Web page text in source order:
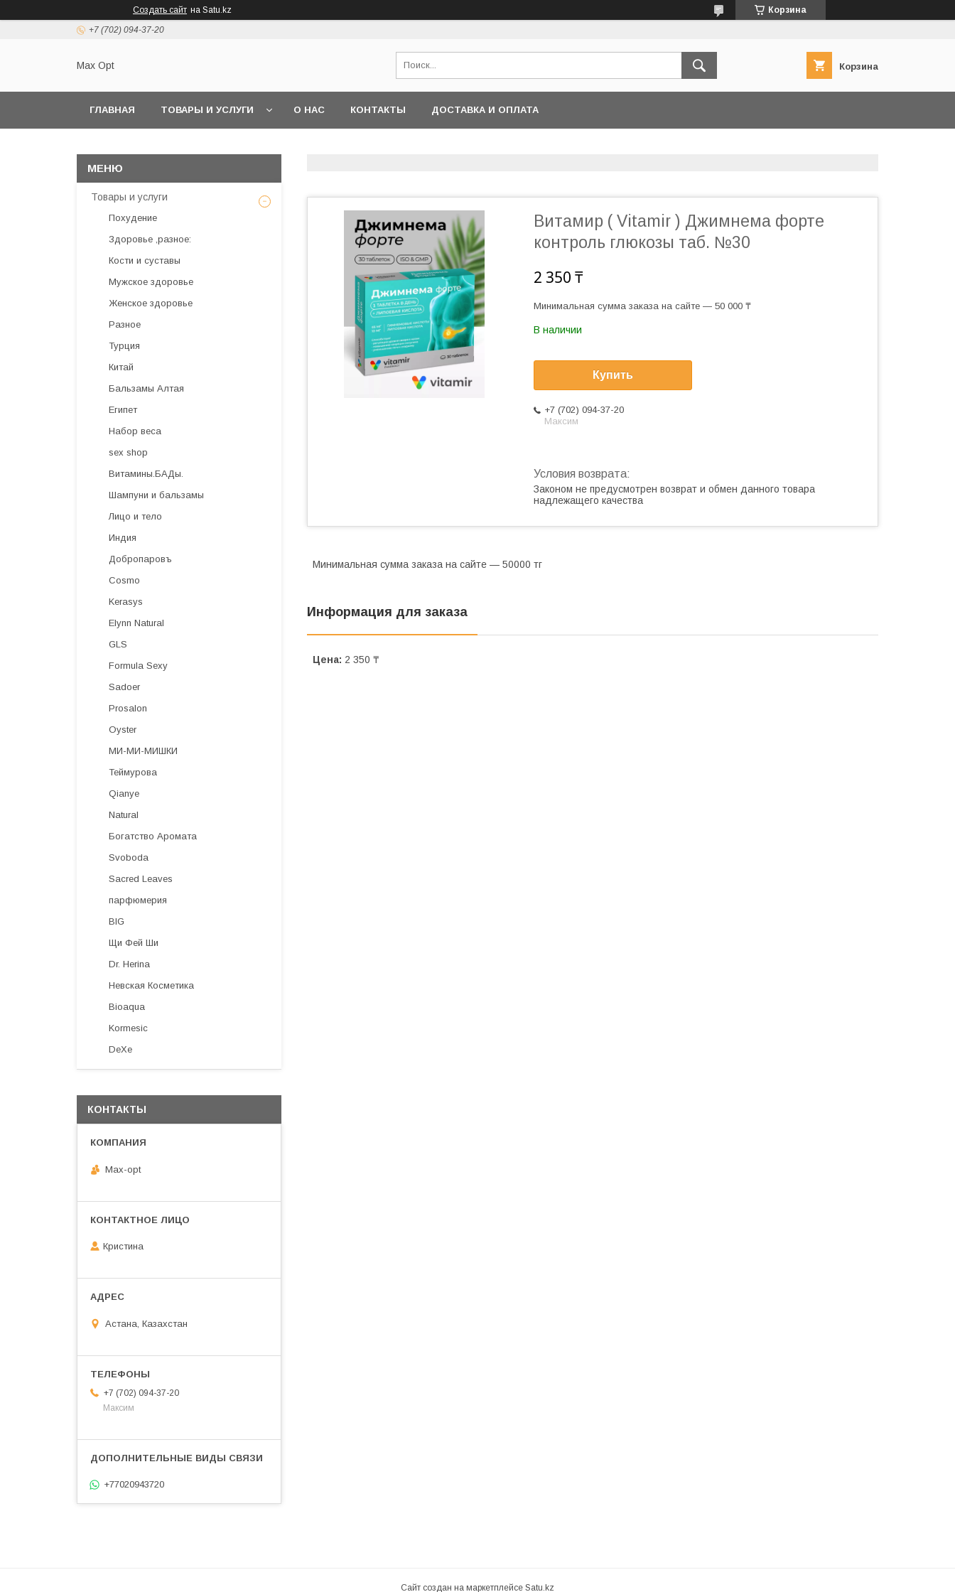
Создать сайт на Satu.kz Корзина
+7 (702) 094-37-20
Max Opt Корзина
ГЛАВНАЯ ТОВАРЫ И УСЛУГИ О НАС КОНТАКТЫ ДОСТАВКА И ОПЛАТА
Витамир ( Vitamir ) Джимнема форте
контроль глюкозы таб. №30
2 350 ₸
Минимальная сумма заказа на сайте — 50 000 ₸
В наличии
Купить
+7 (702) 094-37-20
Максим
Законом не предусмотрен возврат и обмен данного товара
надлежащего качества
Минимальная сумма заказа на сайте — 50000 тг
Информация для заказа
Цена: 2 350 ₸
Товары и услуги
Похудение
Здоровье ,разное:
Кости и суставы
Мужское здоровье
Женское здоровье
Разное
Турция
Китай
Бальзамы Алтая
Египет
Набор веса
sex shop
Витамины.БАДы.
Шампуни и бальзамы
Лицо и тело
Индия
Добропаровъ
Cosmo
Kerasys
Elynn Natural
GLS
Formula Sexy
Sadoer
Prosalon
Oyster
МИ-МИ-МИШКИ
Теймурова
Qianye
Natural
Богатство Аромата
Svoboda
Sacred Leaves
парфюмерия
BIG
Щи Фей Ши
Dr. Herina
Невская Косметика
Bioaqua
Kormesic
DeXe
КОНТАКТЫ
Max-opt
Кристина
Астана, Казахстан
+7 (702) 094-37-20
Максим
+77020943720
Сайт создан на маркетплейсе Satu.kz